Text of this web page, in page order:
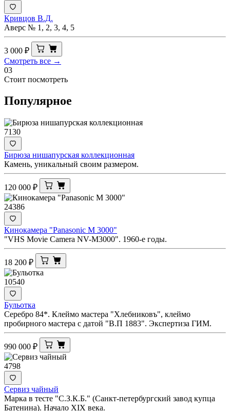
Кривцов В.Д.
Аверс № 1, 2, 3, 4, 5
3 000 ₽
Смотреть все →
03
Стоит посмотреть
Популярное
7130
Бирюза нишапурская коллекционная
Камень, уникальный своим размером.
120 000 ₽
24386
Кинокамера "Panasonic M 3000"
"VHS Movie Camera NV-M3000". 1960-е годы.
18 200 ₽
10540
Бульотка
Серебро 84*. Клеймо мастера "Хлебниковъ", клеймо
пробирного мастера с датой "В.П 1883". Экспертиза ГИМ.
990 000 ₽
4798
Сервиз чайный
Марка в тесте "С.З.К.Б." (Санкт-петербургский завод купца
Батенина). Начало XIX века.